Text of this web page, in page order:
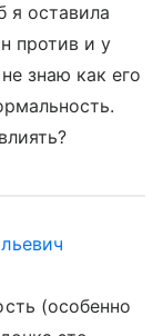
я оставила
против и у
знаю как его
(особенно